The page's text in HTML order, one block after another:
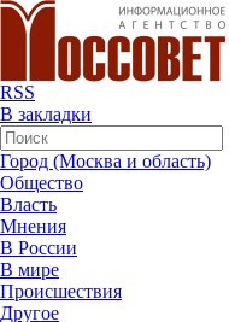
RSS
В закладки
Город (Москва и область)
Общество
Власть
Мнения
В России
В мире
Происшествия
Другое